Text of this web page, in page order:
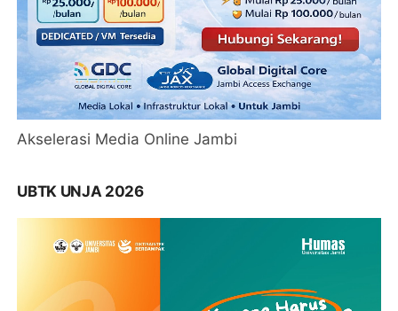
Akselerasi Media Online Jambi
UBTK UNJA 2026